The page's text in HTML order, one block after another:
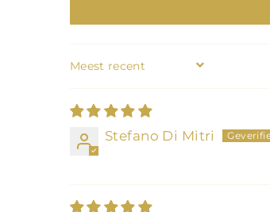
SORT BY
Stefano Di Mitri